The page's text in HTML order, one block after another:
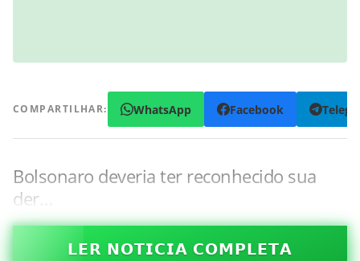
COMPARTILHAR: WhatsApp Facebook
Bolsonaro deveria ter reconhecido sua
der…
𝗟𝗘𝗥 𝗡𝗢𝗧𝗜𝗖𝗜𝗔 𝗖𝗢𝗠𝗣𝗟𝗘𝗧𝗔